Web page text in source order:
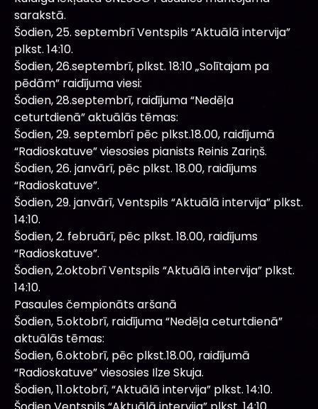
sarakstā.
Šodien, 25. septembrī Ventspils “Aktuālā intervija”
plkst. 14:10.
Šodien, 26.septembrī, plkst. 18:10 „Solītajam pa
pēdām” raidījuma viesi:
Šodien, 28.septembrī, raidījuma “Nedēļa
ceturtdienā” aktuālās tēmas:
Šodien, 29. septembrī pēc plkst.18.00, raidījumā
“Radioskatuve” viesosies pianists Reinis Zariņš.
Šodien, 26. janvārī, pēc plkst. 18.00, raidījums
“Radioskatuve”.
Šodien, 29. janvārī, Ventspils “Aktuālā intervija” plkst.
14:10.
Šodien, 2. februārī, pēc plkst. 18.00, raidījums
“Radioskatuve”.
Šodien, 2.oktobrī Ventspils “Aktuālā intervija” plkst.
14:10.
Pasaules čempionāts aršanā
Šodien, 5.oktobrī, raidījuma “Nedēļa ceturtdienā”
aktuālās tēmas:
Šodien, 6.oktobrī, pēc plkst.18.00, raidījumā
“Radioskatuve” viesosies Ilze Skuja.
Šodien, 11.oktobrī, “Aktuālā intervija” plkst. 14:10.